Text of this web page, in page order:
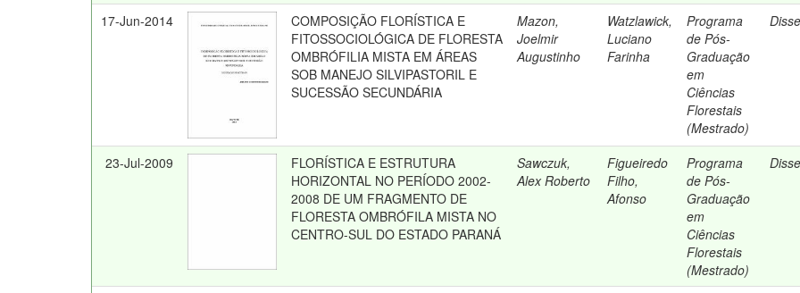
17-Jun-2014
COMPOSIÇÃO FLORÍSTICA E
FITOSSOCIOLÓGICA DE FLORESTA
OMBRÓFILIA MISTA EM ÁREAS
SOB MANEJO SILVIPASTORIL E
SUCESSÃO SECUNDÁRIA
Mazon,
Joelmir
Augustinho
Watzlawick,
Luciano
Farinha
Programa
de Pós-
Graduação
em
Ciências
Florestais
(Mestrado)
23-Jul-2009
FLORÍSTICA E ESTRUTURA
HORIZONTAL NO PERÍODO 2002-
2008 DE UM FRAGMENTO DE
FLORESTA OMBRÓFILA MISTA NO
CENTRO-SUL DO ESTADO PARANÁ
Sawczuk,
Alex Roberto
Figueiredo
Filho,
Afonso
Programa
de Pós-
Graduação
em
Ciências
Florestais
(Mestrado)